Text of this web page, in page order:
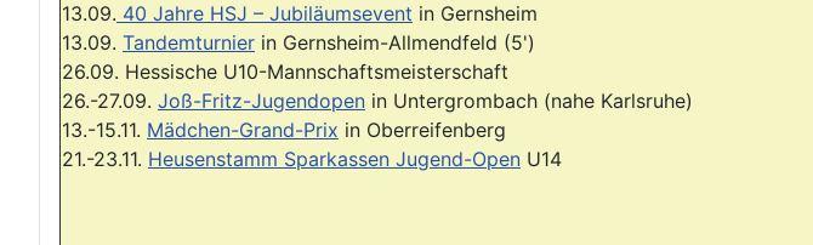
13.09. 40 Jahre HSJ – Jubiläumsevent in Gernsheim
13.09. Tandemturnier in Gernsheim-Allmendfeld (5')
26.09. Hessische U10-Mannschaftsmeisterschaft
26.-27.09. Joß-Fritz-Jugendopen in Untergrombach (nahe Karlsruhe)
13.-15.11. Mädchen-Grand-Prix in Oberreifenberg
21.-23.11. Heusenstamm Sparkassen Jugend-Open U14